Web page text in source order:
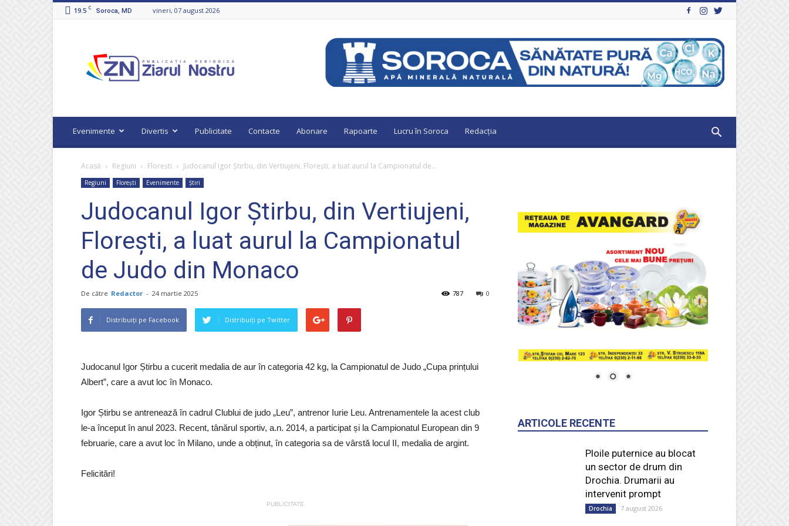
19.5 C Soroca, MD vineri, 07 august 2026
Nostru
Evenimente Divertis Publicitate Contacte Abonare Rapoarte Lucru în Soroca Redacția
Acasă Regiuni Florești Judocanul Igor Știrbu, din Vertiujeni, Florești, a luat aurul la Campionatul de...
Regiuni Florești Evenimente Știri
Judocanul Igor Știrbu, din Vertiujeni,
Florești, a luat aurul la Campionatul
de Judo din Monaco
De către Redactor - 24 martie 2025 0
787
Distribuiți pe Facebook Distribuiți pe Twitter
Judocanul Igor Știrbu a cucerit medalia de aur în categoria 42 kg, la Campionatul de Judo „Cupa prințului
Albert”, care a avut loc în Monaco.
Igor Știrbu se antrenează în cadrul Clublui de judo „Leu”, antrenor Iurie Leu. Antrenamentele la acest club
le-a început în anul 2023. Recent, tânărul sportiv, a.n. 2014, a participat și la Campionatul European din 9
februarie, care a avut loc în Milano, unde a obținut, în categoria sa de vârstă locul II, medalia de argint.
Felicitări!
PUBLICITATE
ARTICOLE RECENTE
Ploile puternice au blocat
un sector de drum din
Drochia. Drumarii au
intervenit prompt
Drochia 7 august 2026